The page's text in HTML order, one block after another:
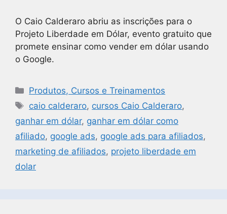
O Caio Calderaro abriu as inscrições para o
Projeto Liberdade em Dólar, evento gratuito que
promete ensinar como vender em dólar usando
o Google.
Produtos, Cursos e Treinamentos
caio calderaro, cursos Caio Calderaro,
ganhar em dólar, ganhar em dólar como
afiliado, google ads, google ads para afiliados,
marketing de afiliados, projeto liberdade em
dolar